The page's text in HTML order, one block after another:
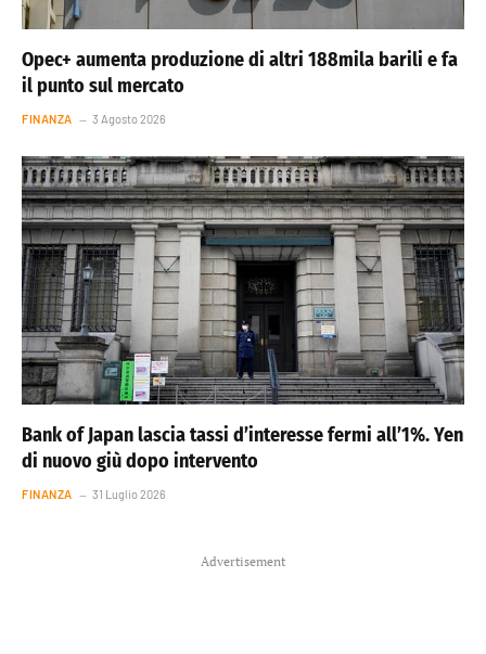
Opec+ aumenta produzione di altri 188mila barili e fa
il punto sul mercato
FINANZA 3 Agosto 2026
Bank of Japan lascia tassi d’interesse fermi all’1%. Yen
di nuovo giù dopo intervento
FINANZA 31 Luglio 2026
Advertisement